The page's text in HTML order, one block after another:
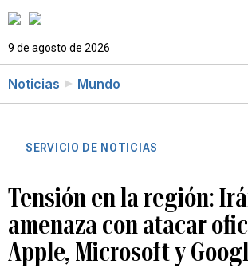
9 de agosto de 2026
Noticias Mundo
SERVICIO DE NOTICIAS
Tensión en la región:
amenaza con atacar
Apple, Microsoft y